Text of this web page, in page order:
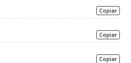
Copiar
Copiar
Copiar